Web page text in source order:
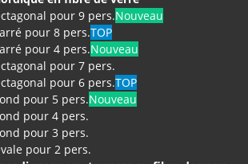
pour 9 pers.Nouveau
pour 8 pers.TOP
pour 4 pers.Nouveau
pour 7 pers.
pour 6 pers.TOP
pour 5 pers.Nouveau
pour 4 pers.
pour 3 pers.
pour 2 pers.